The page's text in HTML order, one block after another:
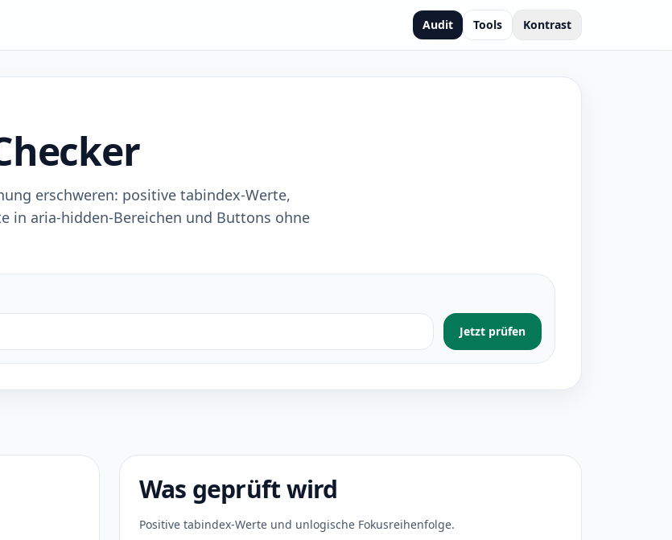
Audit Tools Kontrast
erschweren: positive tabindex-Werte,
in aria-hidden-Bereichen und Buttons ohne
Jetzt prüfen
Was geprüft wird
Positive tabindex-Werte und unlogische Fokusreihenfolge.